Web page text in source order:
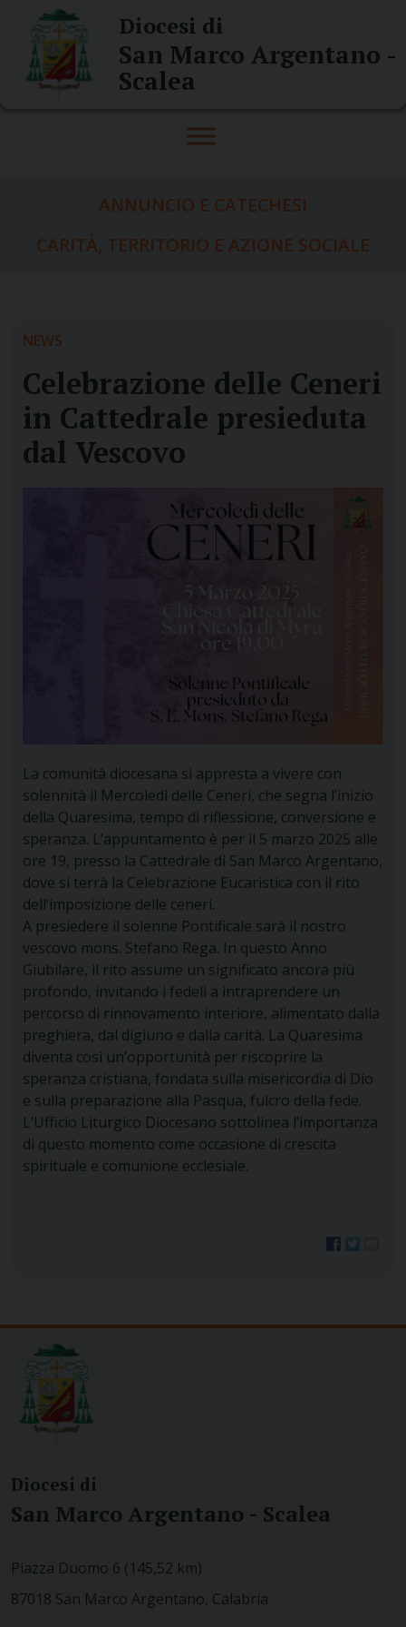
content
Diocesi di
San Marco Argentano -
Scalea
ANNUNCIO E CATECHESI
CARITÀ, TERRITORIO E AZIONE SOCIALE
NEWS
Celebrazione delle Ceneri
in Cattedrale presieduta
dal Vescovo
La comunità diocesana si appresta a vivere con
solennità il Mercoledì delle Ceneri, che segna l’inizio
della Quaresima, tempo di riflessione, conversione e
speranza. L’appuntamento è per il 5 marzo 2025 alle
ore 19, presso la Cattedrale di San Marco Argentano,
dove si terrà la Celebrazione Eucaristica con il rito
dell’imposizione delle ceneri.
A presiedere il solenne Pontificale sarà il nostro
vescovo mons. Stefano Rega. In questo Anno
Giubilare, il rito assume un significato ancora più
profondo, invitando i fedeli a intraprendere un
percorso di rinnovamento interiore, alimentato dalla
preghiera, dal digiuno e dalla carità. La Quaresima
diventa così un’opportunità per riscoprire la
speranza cristiana, fondata sulla misericordia di Dio
e sulla preparazione alla Pasqua, fulcro della fede.
L’Ufficio Liturgico Diocesano sottolinea l’importanza
di questo momento come occasione di crescita
spirituale e comunione ecclesiale.
Diocesi di
San Marco Argentano - Scalea
Piazza Duomo 6 (145,52 km)
87018 San Marco Argentano, Calabria